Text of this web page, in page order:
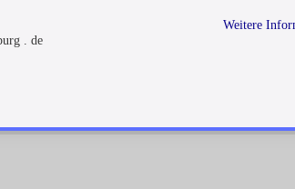
. de
Weitere